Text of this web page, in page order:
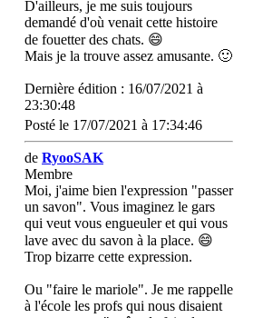
D'ailleurs, je me suis toujours
demandé d'où venait cette histoire
de fouetter des chats. 😄
Mais je la trouve assez amusante. 🙂
Dernière édition : 16/07/2021 à
23:30:48
Posté le 17/07/2021 à 17:34:46
de RyooSAK
Membre
Moi, j'aime bien l'expression "passer
un savon". Vous imaginez le gars
qui veut vous engueuler et qui vous
lave avec du savon à la place. 😄
Trop bizarre cette expression.
Ou "faire le mariole". Je me rappelle
à l'école les profs qui nous disaient